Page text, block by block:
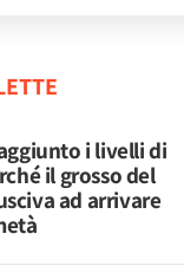
i livelli di
il grosso del
ad arrivare